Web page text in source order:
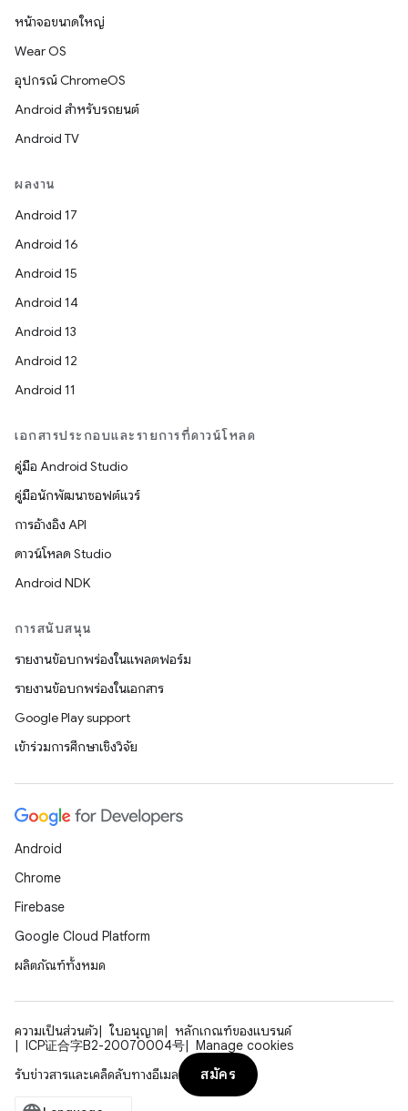
หน้าจอขนาดใหญ่
Wear OS
อุปกรณ์ ChromeOS
Android สำหรับรถยนต์
Android TV
ผลงาน
Android 17
Android 16
Android 15
Android 14
Android 13
Android 12
Android 11
เอกสารประกอบและรายการที่ดาวน์โหลด
คู่มือ Android Studio
คู่มือนักพัฒนาซอฟต์แวร์
การอ้างอิง API
ดาวน์โหลด Studio
Android NDK
การสนับสนุน
รายงานข้อบกพร่องในแพลตฟอร์ม
รายงานข้อบกพร่องในเอกสาร
Google Play support
เข้าร่วมการศึกษาเชิงวิจัย
Android
Chrome
Firebase
Google Cloud Platform
ผลิตภัณฑ์ทั้งหมด
ความเป็นส่วนตัว ใบอนุญาต
หลักเกณฑ์ของแบรนด์
ICP证合字B2-20070004号
Manage cookies
รับข่าวสารและเคล็ดลับทางอีเมล
สมัคร